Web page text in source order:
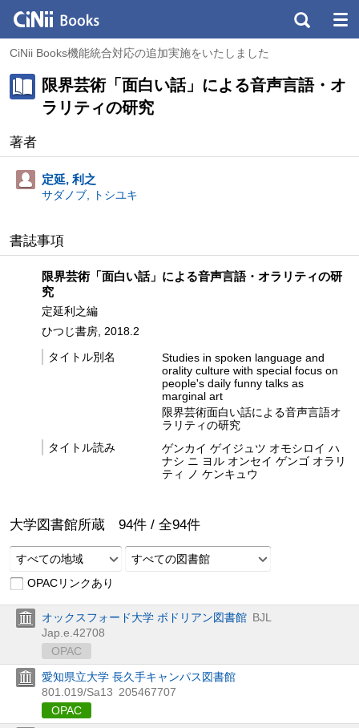
CiNii Books機能統合対応の追加実施をいたしました
限界芸術「面白い話」による音声言語・オ
ラリティの研究
著者
定延, 利之
サダノブ, トシユキ
書誌事項
限界芸術「面白い話」による音声言語・オラリティの研
究
定延利之編
ひつじ書房, 2018.2
タイトル別名
Studies in spoken language and
orality culture with special focus on
people's daily funny talks as
marginal art
限界芸術面白い話による音声言語オ
ラリティの研究
タイトル読み
ゲンカイ ゲイジュツ オモシロイ ハ
ナシ ニ ヨル オンセイ ゲンゴ オラリ
ティ ノ ケンキュウ
大学図書館所蔵 94件 / 全94件
すべての地域
すべての図書館
OPACリンクあり
オックスフォード大学 ボドリアン図書館 BJL
Jap.e.42708
OPAC
愛知県立大学 長久手キャンパス図書館
801.019/Sa13 205467707
OPAC